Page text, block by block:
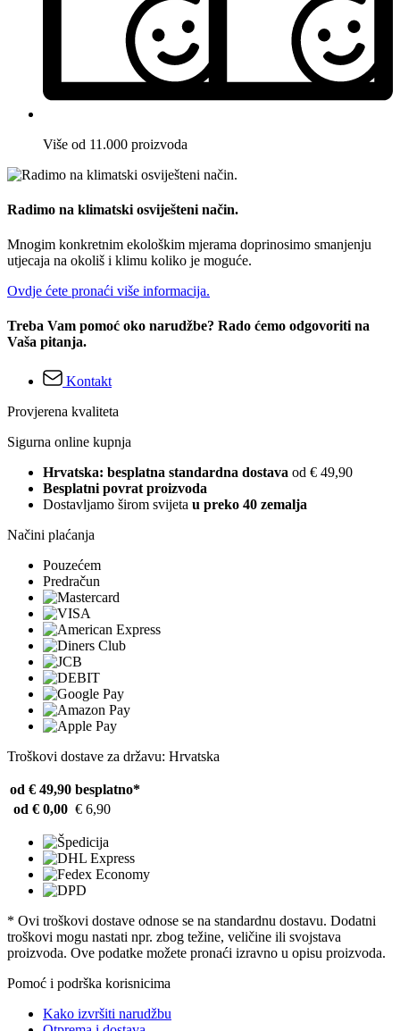
Više od 11.000 proizvoda
Radimo na klimatski osviješteni način.
Mnogim konkretnim ekološkim mjerama doprinosimo smanjenju
utjecaja na okoliš i klimu koliko je moguće.
Ovdje ćete pronaći više informacija.
Treba Vam pomoć oko narudžbe? Rado ćemo odgovoriti na
Vaša pitanja.
Kontakt
Provjerena kvaliteta
Sigurna online kupnja
Hrvatska: besplatna standardna dostava od € 49,90
Besplatni povrat proizvoda
Dostavljamo širom svijeta u preko 40 zemalja
Načini plaćanja
Pouzećem
Predračun
Troškovi dostave za državu: Hrvatska
od € 49,90 besplatno*
od € 0,00 € 6,90
* Ovi troškovi dostave odnose se na standardnu ​​dostavu. Dodatni
troškovi mogu nastati npr. zbog težine, veličine ili svojstava
proizvoda. Ove podatke možete pronaći izravno u opisu proizvoda.
Pomoć i podrška korisnicima
Kako izvršiti narudžbu